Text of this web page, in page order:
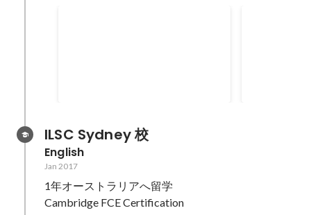
ILSC Sydney 校
English
Jan 2017
1年オーストラリアへ留学